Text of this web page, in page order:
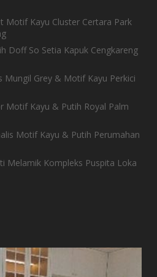
Motif Kayu Cluster Certara Park
Doff So Setia Kapuk Cengkareng
Mungil Grey & Motif Kayu Perkici
Motif Kayu & Putih Royal Palm
Motif Kayu & Putih Perumahan
Melamik Kompleks Puspita Loka